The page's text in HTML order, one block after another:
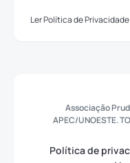
Ler Política de Privacidade
Associação
APEC/UNOESTE.
Política de